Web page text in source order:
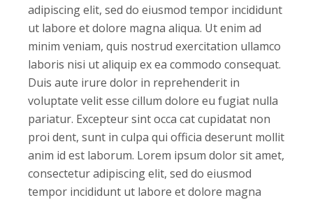
adipiscing elit, sed do eiusmod tempor incididunt
ut labore et dolore magna aliqua. Ut enim ad
minim veniam, quis nostrud exercitation ullamco
laboris nisi ut aliquip ex ea commodo consequat.
Duis aute irure dolor in reprehenderit in
voluptate velit esse cillum dolore eu fugiat nulla
pariatur. Excepteur sint occa cat cupidatat non
proi dent, sunt in culpa qui officia deserunt mollit
anim id est laborum. Lorem ipsum dolor sit amet,
consectetur adipiscing elit, sed do eiusmod
tempor incididunt ut labore et dolore magna